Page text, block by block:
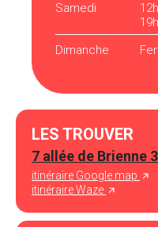
Samedi
Dimanche
LES TROUVER
7 allée de Brienne
itinéraire Google map
itinéraire Waze